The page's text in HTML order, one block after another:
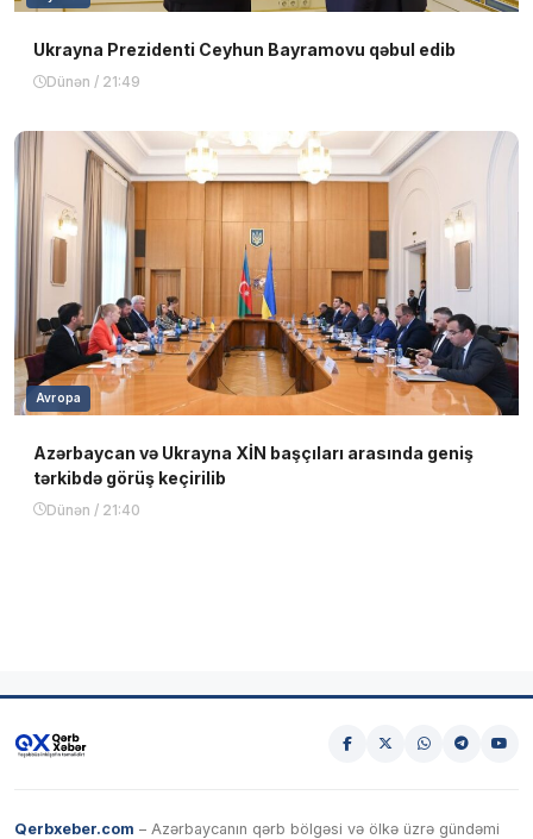
Ukrayna Prezidenti Ceyhun Bayramovu qəbul edib
Dünən / 21:49
Avropa
Azərbaycan və Ukrayna XİN başçıları arasında geniş
tərkibdə görüş keçirilib
Dünən / 21:40
Qerbxeber.com – Azərbaycanın qərb bölgəsi və ölkə üzrə gündəmi